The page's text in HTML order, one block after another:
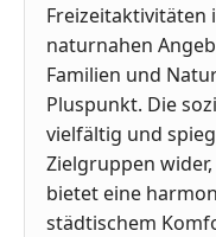
Freizeitaktivitäten
naturnahen
Familien und
Pluspunkt. Die
vielfältig und
Zielgruppen
bietet eine
städtischem